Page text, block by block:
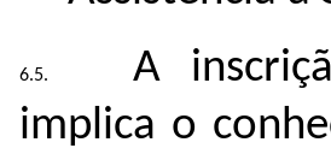
A
implica o